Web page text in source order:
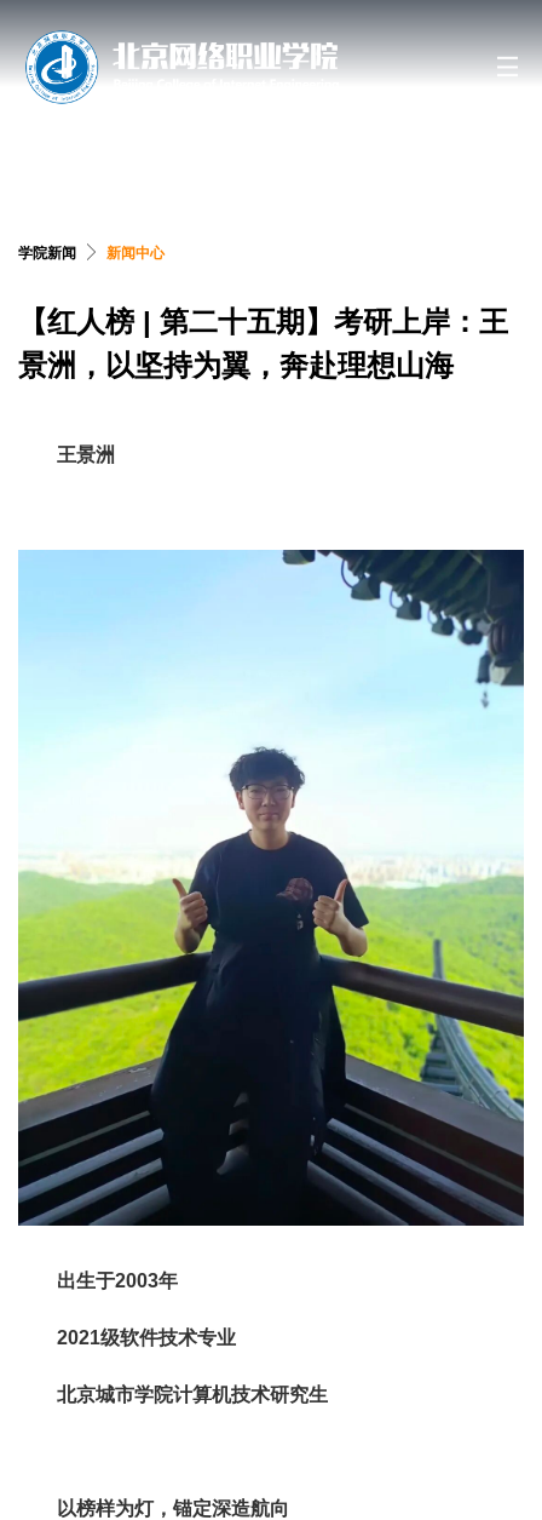
学院新闻 新闻中心
【红人榜 | 第二十五期】考研上岸：王
景洲，以坚持为翼，奔赴理想山海
王景洲
出生于2003年
2021级软件技术专业
北京城市学院计算机技术研究生
以榜样为灯，锚定深造航向